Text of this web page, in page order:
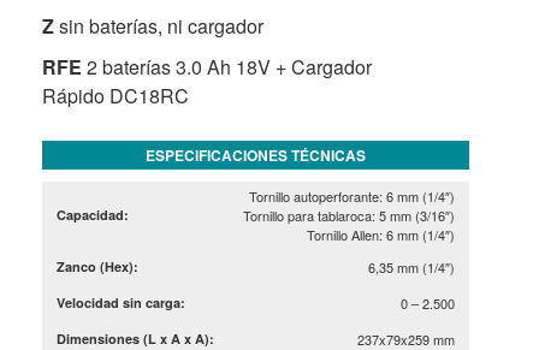
Zsin baterías, ni cargador
RFE 2 baterías 3.0 Ah 18V + Cargador
Rápido DC18RC
ESPECIFICACIONES TÉCNICAS
Capacidad:
Tornillo autoperforante: 6 mm (1/4″)
Tornillo para tablaroca: 5 mm (3/16″)
Tornillo Allen: 6 mm (1/4″)
Zanco (Hex): 6,35 mm (1/4″)
Velocidad sin carga: 0 – 2.500
Dimensiones (L x A x A): 237x79x259 mm